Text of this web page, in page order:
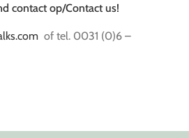
contact op/Contact us!
of tel. 0031 (0)6 –